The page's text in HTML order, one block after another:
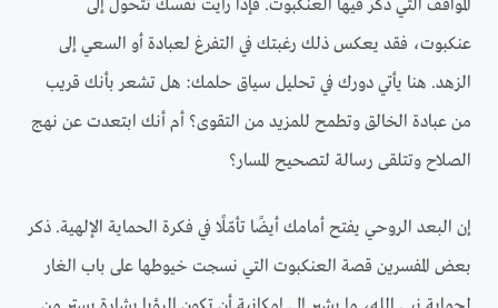
المواقف التي ذُكر فيها العنكبوت. فإذا رأيت نفسك تتحول إلى
عنكبوت، فقد يعكس ذلك رغبتك في التفرغ لعبادة أو السعي إلى
الزهد. هنا يأتي دورك في تحليل سياق حلمك: هل تشعر بأنك قريب
من عبادة الخالق وتطمح للمزيد من التقوى؟ أم أنك ابتعدت عن نهج
الصلاح وتتلقى رسالة لتصحيح المسار؟
إن البعد الروحي يفتح أمامك أيضًا تأمّلًا في فكرة الحماية الإلهية. ذكر
بعض المفسرين قصة العنكبوت التي نسجت خيوطها على باب الغار